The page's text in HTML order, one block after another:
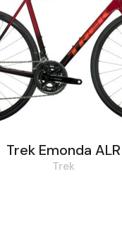
Trek Emonda ALR
Trek